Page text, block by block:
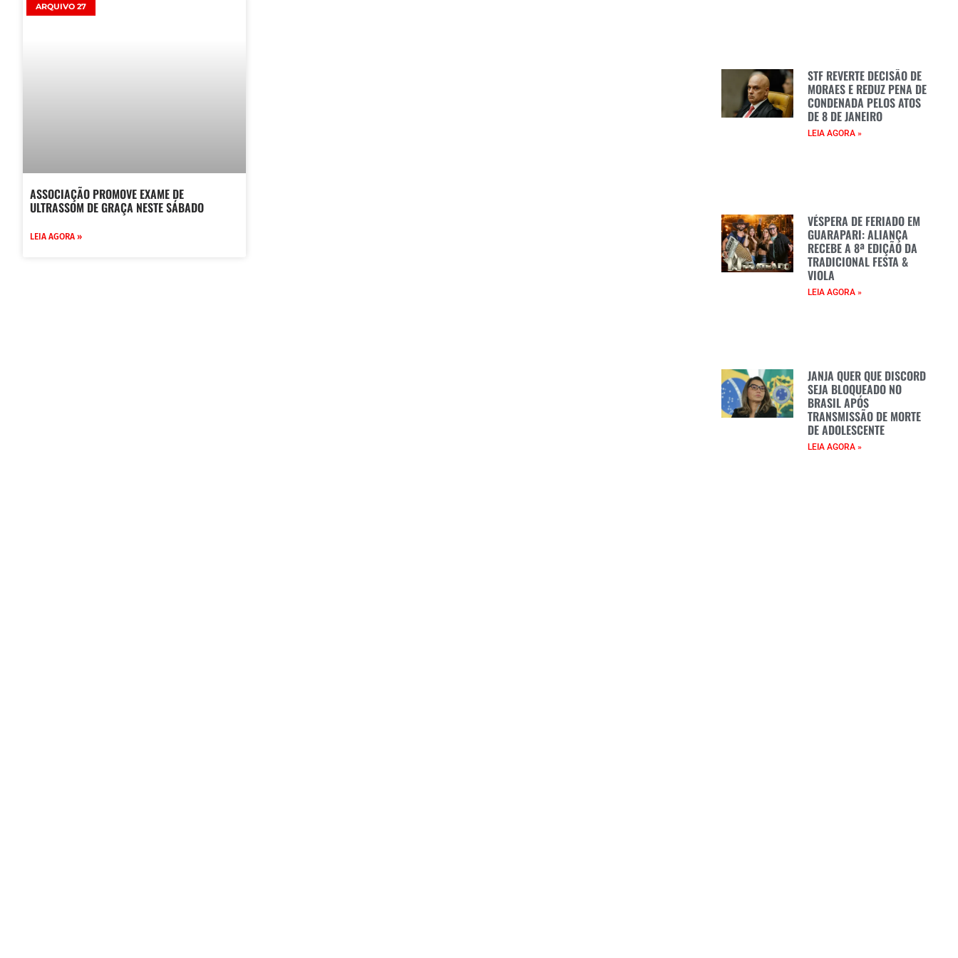
ARQUIVO 27
ASSOCIAÇÃO PROMOVE EXAME DE
ULTRASSOM DE GRAÇA NESTE SÁBADO
LEIA AGORA »
STF REVERTE DECISÃO DE
MORAES E REDUZ PENA DE
CONDENADA PELOS ATOS
DE 8 DE JANEIRO
LEIA AGORA »
VÉSPERA DE FERIADO EM
GUARAPARI: ALIANÇA
RECEBE A 8ª EDIÇÃO DA
TRADICIONAL FESTA &
VIOLA
LEIA AGORA »
JANJA QUER QUE DISCORD
SEJA BLOQUEADO NO
BRASIL APÓS
TRANSMISSÃO DE MORTE
DE ADOLESCENTE
LEIA AGORA »